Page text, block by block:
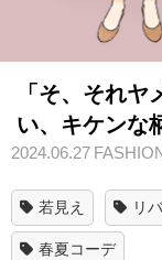
「そ、それ
い、キケンな
2024.06.27
若見え リ
春夏コーデ